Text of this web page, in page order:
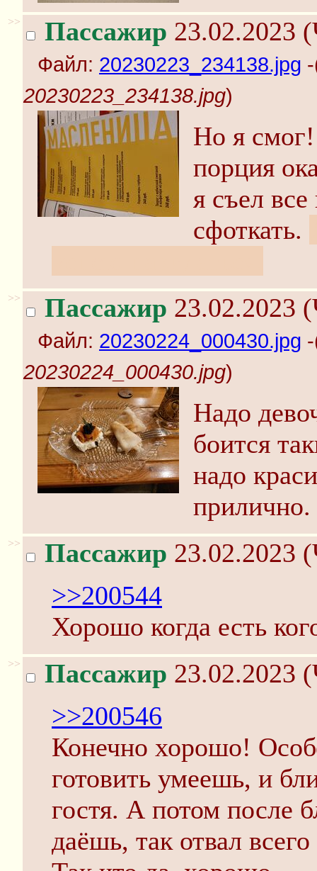
>> Пассажир 23.02.2023
Файл: 20230223_234138.jpg
20230223_234138.jpg)
Но я
порция
я съел
сфоткать.
>> Пассажир 23.02.2023
Файл: 20230224_000430.jpg
20230224_000430.jpg)
Надо
боится
надо
прилично.
>> Пассажир 23.02.2023
>>200544
Хорошо когда есть
>> Пассажир 23.02.2023
>>200546
Конечно хорошо!
готовить умеешь, и
гостя. А потом после
даёшь, так отвал